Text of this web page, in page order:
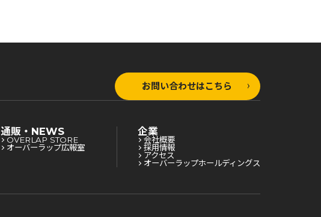
お問い合わせはこちら
通販・NEWS
OVERLAP STORE
オーバーラップ広報室
企業
会社概要
採用情報
アクセス
オーバーラップホールディングス